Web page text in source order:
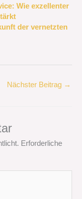
Wie exzellenter
der vernetzten
Nächster Beitrag →
Erforderliche